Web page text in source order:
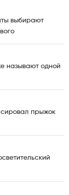
выбирают
называют одной
прыжок